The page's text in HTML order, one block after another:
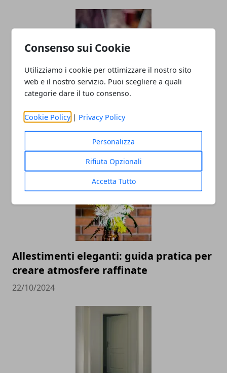
Consenso sui Cookie
Utilizziamo i cookie per ottimizzare il nostro sito
web e il nostro servizio. Puoi scegliere a quali
categorie dare il tuo consenso.
Cookie Policy | Privacy Policy
Personalizza
Rifiuta Opzionali
Accetta Tutto
Capodanno in discoteca: ballare e
festeggiare per un inizio di anno
esplosivo!
Allestimenti eleganti: guida pratica per
creare atmosfere raffinate
22/10/2024